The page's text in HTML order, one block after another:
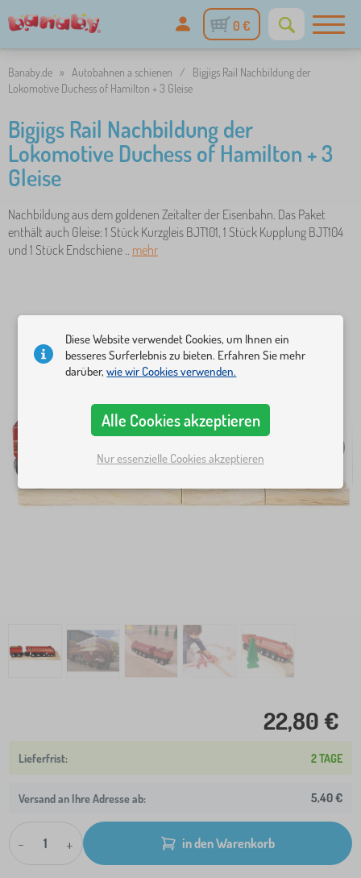
0 €
Banaby.de » Autobahnen a schienen /
Bigjigs Rail Nachbildung der
Lokomotive Duchess of Hamilton + 3 Gleise
Bigjigs Rail Nachbildung der
Lokomotive Duchess of Hamilton + 3
Gleise
Nachbildung aus dem goldenen Zeitalter der Eisenbahn. Das Paket
enthält auch Gleise: 1 Stück Kurzgleis BJT101, 1 Stück Kupplung BJT104
und 1 Stück Endschiene .. mehr
22,80 €
2 TAGE
Versand an Ihre Adresse ab: 5,40 €
- + in den Warenkorb
Diese Website verwendet Cookies, um Ihnen ein
besseres Surferlebnis zu bieten. Erfahren Sie mehr
darüber,wie wir Cookies verwenden.
Alle Cookies akzeptieren
Nur essenzielle Cookies akzeptieren